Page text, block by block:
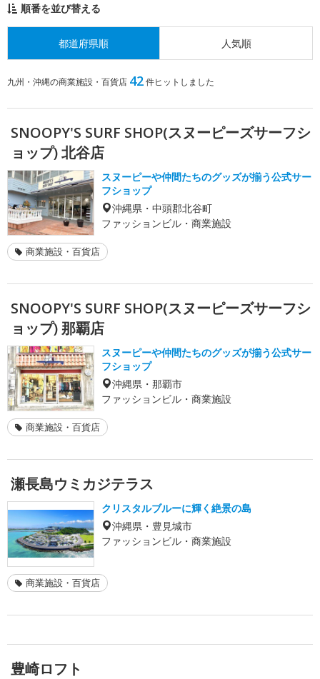
順番を並び替える
都道府県順 人気順
九州・沖縄の商業施設・百貨店 42件ヒットしました
SNOOPY'S SURF SHOP(スヌーピーズサーフシ
ョップ) 北谷店
スヌーピーや仲間たちのグッズが揃う公式サー
フショップ
沖縄県・中頭郡北谷町
ファッションビル・商業施設
商業施設・百貨店
SNOOPY'S SURF SHOP(スヌーピーズサーフシ
ョップ) 那覇店
スヌーピーや仲間たちのグッズが揃う公式サー
フショップ
沖縄県・那覇市
ファッションビル・商業施設
商業施設・百貨店
瀬長島ウミカジテラス
クリスタルブルーに輝く絶景の島
沖縄県・豊見城市
ファッションビル・商業施設
商業施設・百貨店
豊崎ロフト